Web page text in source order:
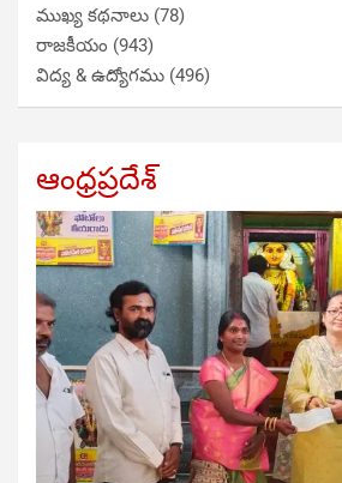
ముఖ్య కథనాలు (78)
రాజకీయం (943)
విద్య & ఉద్యోగము (496)
ఆంధ్రప్రదేశ్